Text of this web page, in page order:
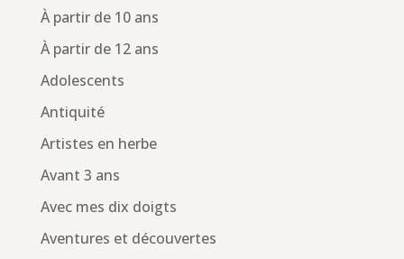
À partir de 10 ans
À partir de 12 ans
Adolescents
Antiquité
Artistes en herbe
Avant 3 ans
Avec mes dix doigts
Aventures et découvertes